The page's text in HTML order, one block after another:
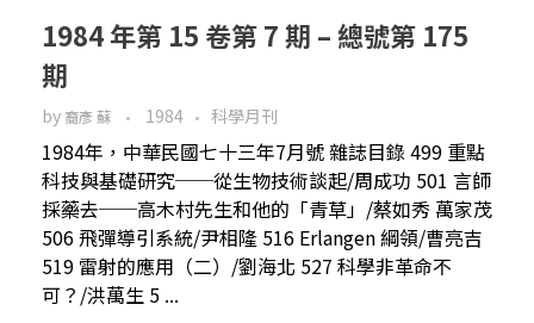
1984 年第 15 卷第 7 期 – 總號第 175
期
by 裔彥 蘇 1984 科學月刊
1984年，中華民國七十三年7月號 雜誌目錄 499 重點
科技與基礎研究──從生物技術談起/周成功 501 言師
採藥去──高木村先生和他的「青草」/蔡如秀 萬家茂
506 飛彈導引系統/尹相隆 516 Erlangen 綱領/曹亮吉
519 雷射的應用（二）/劉海北 527 科學非革命不
可？/洪萬生 5 ...